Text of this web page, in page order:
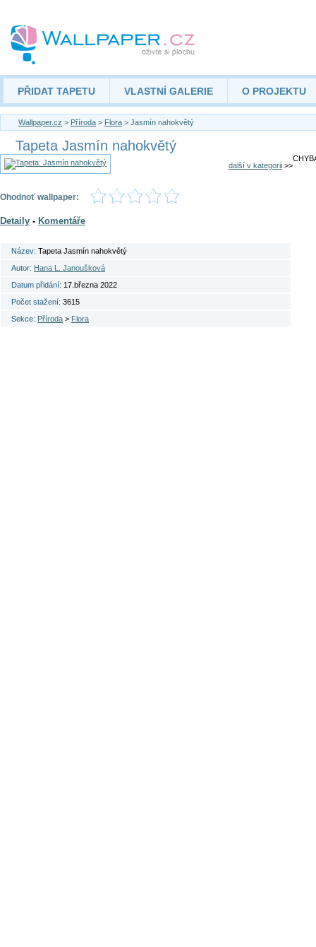
PŘIDAT TAPETU VLASTNÍ GALERIE O PROJEKTU
Wallpaper.cz > Příroda > Flora > Jasmín nahokvětý
Tapeta Jasmín nahokvětý
další v kategorii >>
Ohodnoť wallpaper:
Detaily - Komentáře
Název: Tapeta Jasmín nahokvětý
Autor: Hana L. Janoušková
Datum přidání: 17.března 2022
Počet stažení: 3615
Sekce: Příroda > Flora